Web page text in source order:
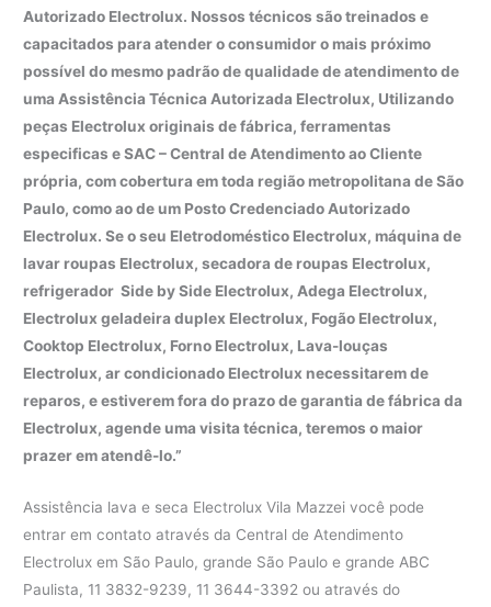
Autorizado Electrolux. Nossos técnicos são treinados e
capacitados para atender o consumidor o mais próximo
possível do mesmo padrão de qualidade de atendimento de
uma Assistência Técnica Autorizada Electrolux, Utilizando
peças Electrolux originais de fábrica, ferramentas
especificas e SAC – Central de Atendimento ao Cliente
própria, com cobertura em toda região metropolitana de São
Paulo, como ao de um Posto Credenciado Autorizado
Electrolux. Se o seu Eletrodoméstico Electrolux, máquina de
lavar roupas Electrolux, secadora de roupas Electrolux,
refrigerador Side by Side Electrolux, Adega Electrolux,
Electrolux geladeira duplex Electrolux, Fogão Electrolux,
Cooktop Electrolux, Forno Electrolux, Lava-louças
Electrolux, ar condicionado Electrolux necessitarem de
reparos, e estiverem fora do prazo de garantia de fábrica da
Electrolux, agende uma visita técnica, teremos o maior
prazer em atendê-lo.”
Assistência lava e seca Electrolux Vila Mazzei você pode
entrar em contato através da Central de Atendimento
Electrolux em São Paulo, grande São Paulo e grande ABC
Paulista, 11 3832-9239, 11 3644-3392 ou através do